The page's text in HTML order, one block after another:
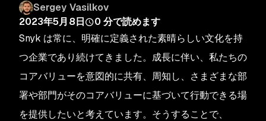
Sergey Vasilkov
2023年5月8日
0 分で読めます
Snyk は常に、明確に定義された素晴らしい文化を持
つ企業であり続けてきました。成長に伴い、私たちの
コアバリューを意図的に共有、周知し、さまざまな部
署や部門がそのコアバリューに基づいて行動できる場
を提供したいと考えています。そうすることで、